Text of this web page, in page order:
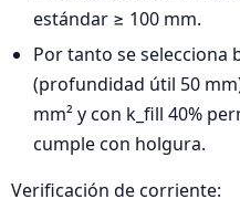
estándar ≥ 100 mm.
Por tanto se selecciona
(profundidad útil 50
mm² y con k_fill 40%
cumple con holgura.
Verificación de corriente: